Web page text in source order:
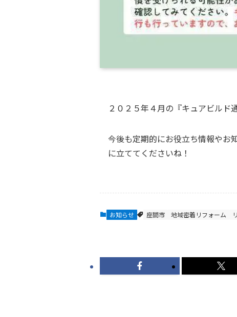
２０２５年４月の『キュアビルド
今後も定期的にお役立ち情報やお
に立ててくださいね！
お知らせ 座間市 地域密着リフォーム